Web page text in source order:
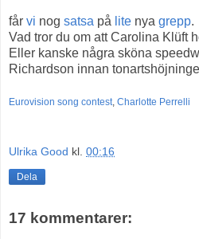
får vi nog satsa på lite nya grepp.
Vad tror du om att Carolina Klüft
Eller kanske några sköna
Richardson innan
Eurovision song contest, Charlotte Perrelli
Ulrika Good kl. 00:16
Dela
17 kommentarer: